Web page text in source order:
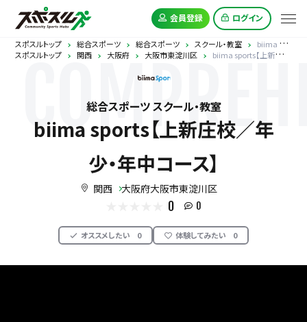
会員登録 ログイン
スポスルトップ 総合スポーツ 総合スポーツ スクール・教室
biima sports【上新庄校／年少・年中コース】
スポスルトップ
関西 大阪府 大阪市東淀川区 biima sports【上新庄校／年少・年中コース】
総合スポーツ スクール・教室
biima sports【上新庄校／年
少・年中コース】
関西 大阪府大阪市東淀川区
0 0
オススメしたい 0 体験してみたい 0